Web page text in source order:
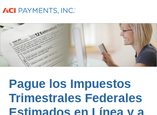
Pague los Impuestos
Trimestrales Federales
Estimados en Línea y a